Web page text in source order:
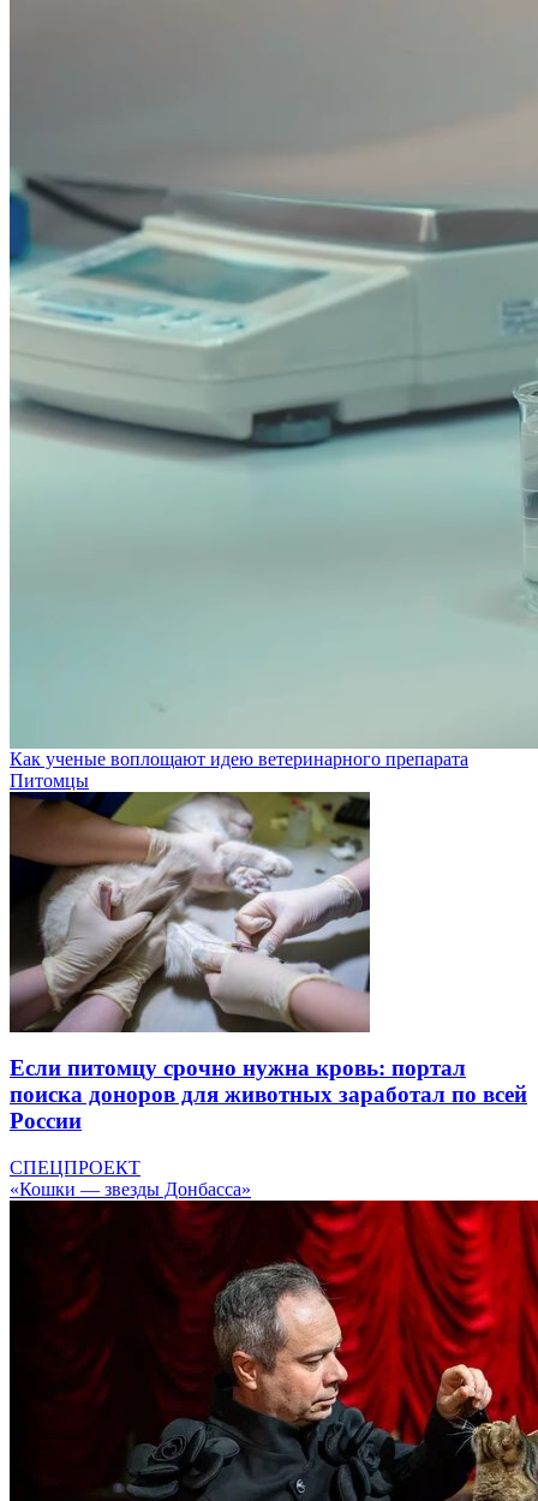
Как ученые воплощают идею ветеринарного препарата
Питомцы
Если питомцу срочно нужна кровь: портал
поиска доноров для животных заработал по всей
России
СПЕЦПРОЕКТ
«Кошки — звезды Донбасса»